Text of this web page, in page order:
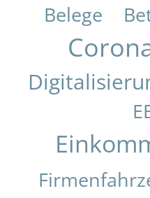
Belege